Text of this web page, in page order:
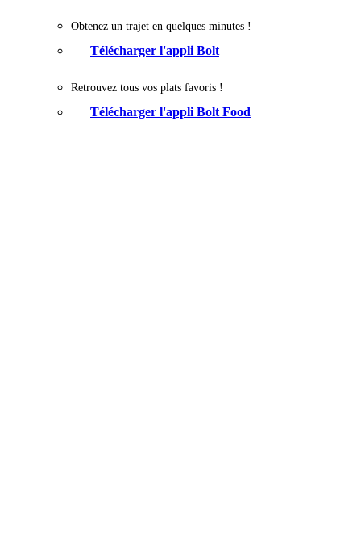
Obtenez un trajet en quelques minutes !
Télécharger l'appli Bolt
Retrouvez tous vos plats favoris !
Télécharger l'appli Bolt Food